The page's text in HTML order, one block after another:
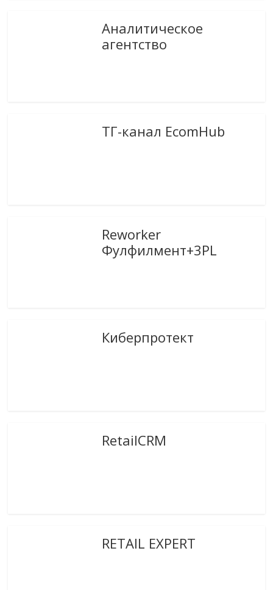
Аналитическое
агентство
ТГ-канал EcomHub
Reworker
Фулфилмент+3PL
Киберпротект
RetailCRM
RETAIL EXPERT